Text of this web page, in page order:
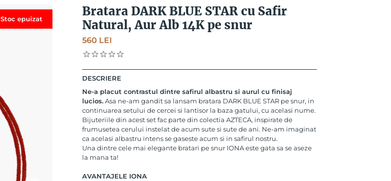
Stoc epuizat
Bratara DARK BLUE STAR cu Safir
Natural, Aur Alb 14K pe snur
560 LEI
DESCRIERE
Ne-a placut contrastul dintre safirul albastru si aurul cu finisaj
lucios.Asa ne-am gandit sa lansam bratara DARK BLUE STAR pe snur, in
continuarea setului de cercei si lantisor la baza gatului, cu acelasi nume.
Bijuteriile din acest set fac parte din colectia AZTECA, inspirate de
frumusetea cerului instelat de acum sute si sute de ani. Ne-am imaginat
ca acelasi albastru intens se gaseste acum si in safirul nostru.
Una dintre cele mai elegante bratari pe snur IONA este gata sa se aseze
la mana ta!
AVANTAJELE IONA